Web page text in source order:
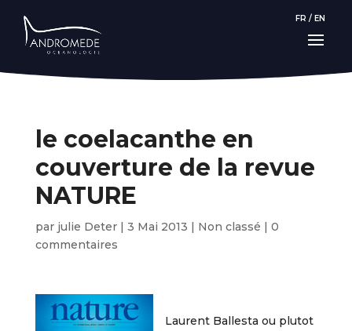
FR / EN
le coelacanthe en
couverture de la revue
NATURE
par julie Deter| 3 Mai 2013 | Non classé | 0
commentaires
Laurent Ballesta ou plutot